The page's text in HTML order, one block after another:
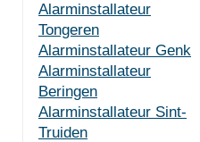
Alarminstallateur
Tongeren
Alarminstallateur Genk
Alarminstallateur
Beringen
Alarminstallateur Sint-
Truiden